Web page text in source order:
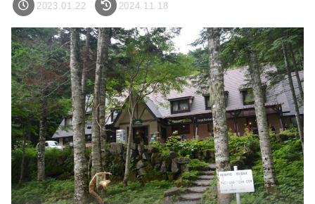
2023.01.22 2024.11.18